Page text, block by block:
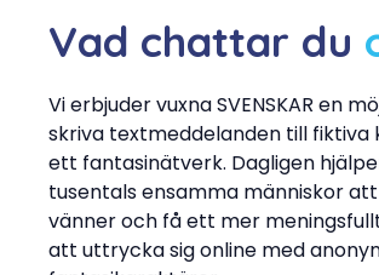
Vad chattar du
Vi erbjuder vuxna SVENSKAR en
skriva textmeddelanden till fiktiva
ett fantasinätverk. Dagligen
tusentals ensamma människor
vänner och få ett mer
att uttrycka sig online med